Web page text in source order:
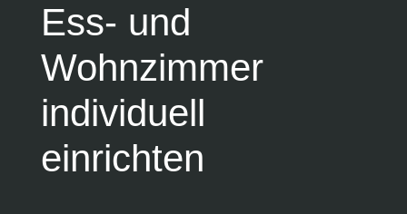
Ess- und
Wohnzimmer
individuell
einrichten